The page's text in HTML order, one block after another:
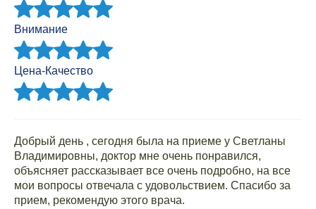
Внимание
Цена-Качество
Добрый день , сегодня была на приеме у Светланы
Владимировны, доктор мне очень понравился,
объясняет рассказывает все очень подробно, на все
мои вопросы отвечала с удовольствием. Спасибо за
прием, рекомендую этого врача.